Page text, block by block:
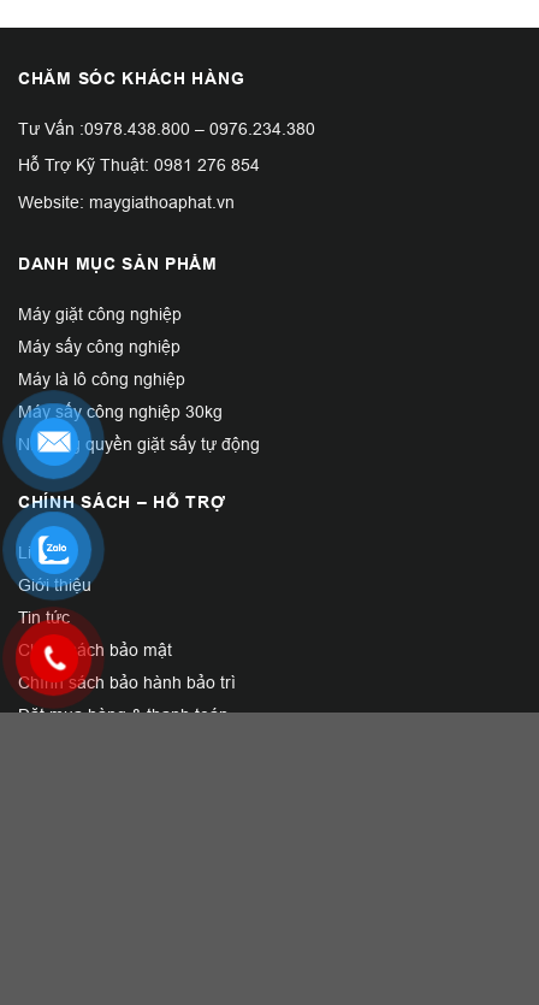
CHĂM SÓC KHÁCH HÀNG
Tư Vấn :0978.438.800 – 0976.234.380
Hỗ Trợ Kỹ Thuật: 0981 276 854
Website: maygiathoaphat.vn
DANH MỤC SẢN PHẨM
Máy giặt công nghiệp
Máy sấy công nghiệp
Máy là lô công nghiệp
Máy sấy công nghiệp 30kg
Nhượng quyền giặt sấy tự động
CHÍNH SÁCH – HỖ TRỢ
Liên hệ
Giới thiệu
Tin tức
Chính sách bảo mật
Chính sách bảo hành bảo trì
Đặt mua hàng & thanh toán